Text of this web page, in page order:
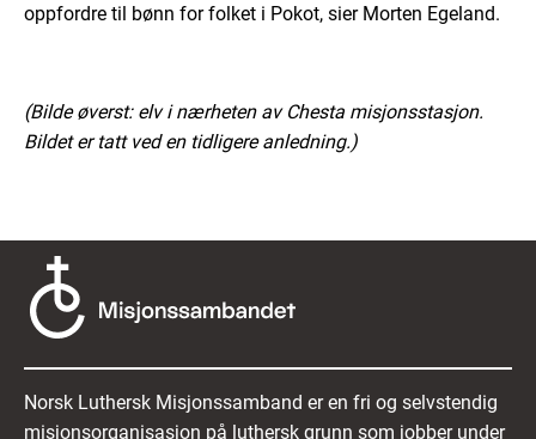
oppfordre til bønn for folket i Pokot, sier Morten Egeland.
(Bilde øverst: elv i nærheten av Chesta misjonsstasjon.
Bildet er tatt ved en tidligere anledning.)
Norsk Luthersk Misjonssamband er en fri og selvstendig
misjonsorganisasjon på luthersk grunn som jobber under